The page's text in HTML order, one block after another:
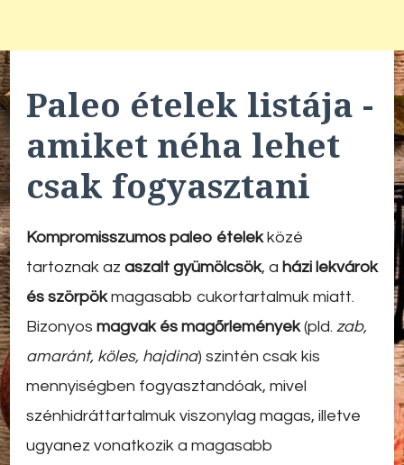
Paleo ételek listája -
amiket néha lehet
csak fogyasztani
Kompromisszumos paleo ételekközé
tartoznak az aszalt gyümölcsök, a házi lekvárok
és szörpök magasabb cukortartalmuk miatt.
Bizonyos magvak és magőrlemények(pld. zab,
amaránt, köles, hajdina) szintén csak kis
mennyiségben fogyasztandóak, mivel
szénhidráttartalmuk viszonylag magas, illetve
ugyanez vonatkozik a magasabb